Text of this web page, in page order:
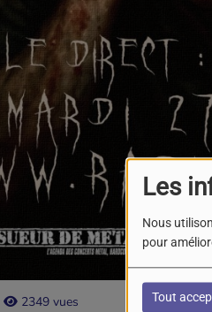
Les
Nous
pour
Tout
2349 vues